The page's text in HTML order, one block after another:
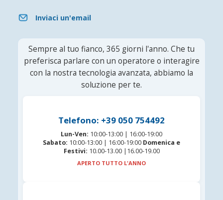
Inviaci un'email
Sempre al tuo fianco, 365 giorni l'anno. Che tu
preferisca parlare con un operatore o interagire
con la nostra tecnologia avanzata, abbiamo la
soluzione per te.
Telefono: +39 050 754492
Lun-Ven: 10:00-13:00 | 16:00-19:00
Sabato: 10:00-13:00 | 16:00-19:00 Domenica e
Festivi: 10.00-13.00 |16.00-19.00
APERTO TUTTO L'ANNO